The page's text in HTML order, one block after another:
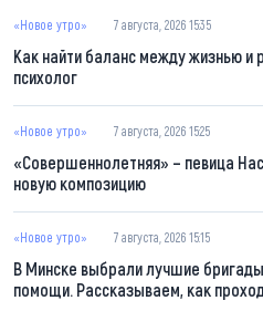
«Новое утро» 7 августа, 2026 15:35
Как найти баланс между жизнью и
психолог
«Новое утро» 7 августа, 2026 15:25
«Совершеннолетняя» – певица
новую композицию
«Новое утро» 7 августа, 2026 15:15
В Минске выбрали лучшие
помощи. Рассказываем, как